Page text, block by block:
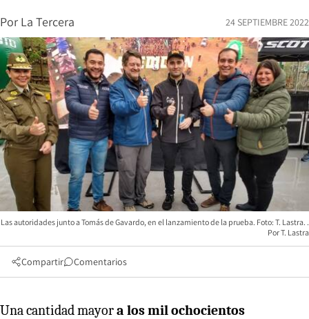
Por La Tercera 24 SEPTIEMBRE 2022
Las autoridades junto a Tomás de Gavardo, en el lanzamiento de la prueba. Foto: T. Lastra.
T. Lastra
Compartir Comentarios
Una cantidad mayora los mil ochocientos